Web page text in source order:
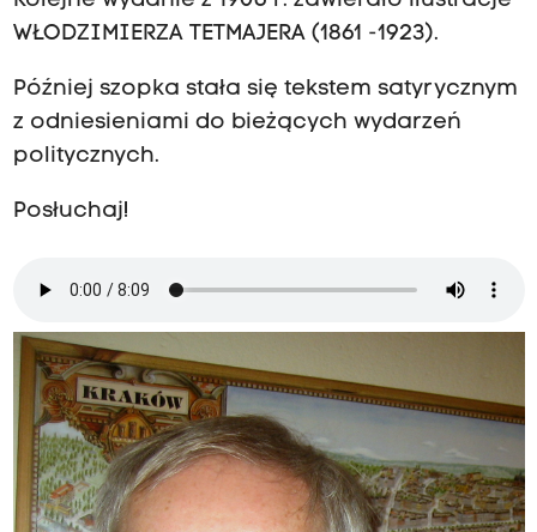
WŁODZIMIERZA TETMAJERA (1861 -1923).
Później szopka stała się tekstem satyrycznym
z odniesieniami do bieżących wydarzeń
politycznych.
Posłuchaj!